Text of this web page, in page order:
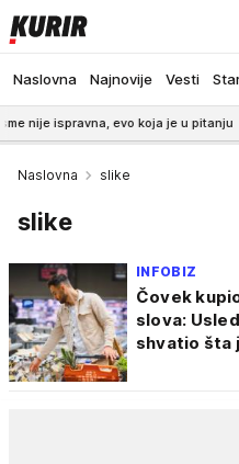
Naslovna Najnovije Vesti
ispravna, evo koja je u pitanju 3:00
Naslovna slike
slike
INFOBIZ
Čovek
slova:
shvatio šta